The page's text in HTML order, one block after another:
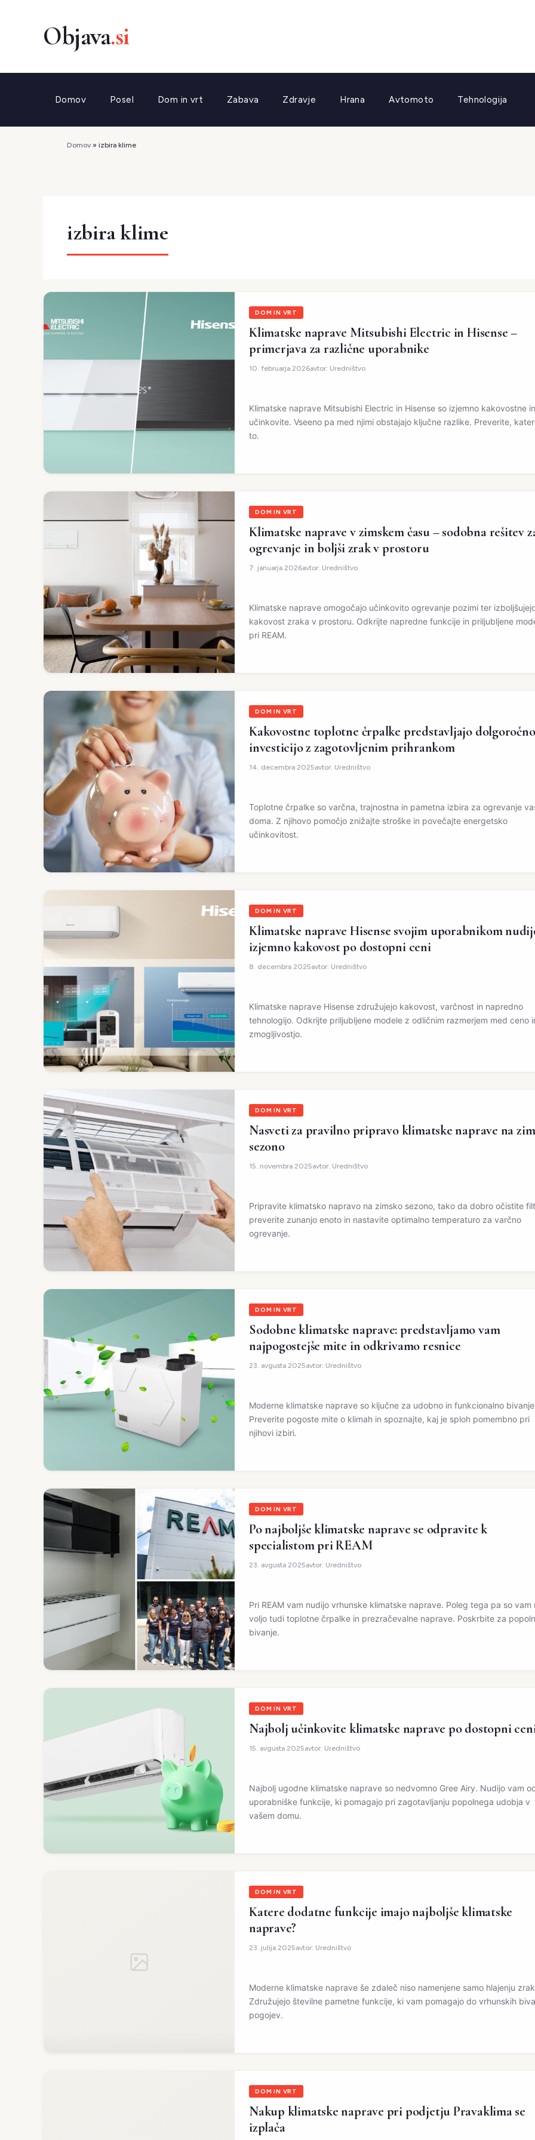
Domov Posel Dom in vrt Zabava Zdravje Hrana Avtomoto Tehnologija
Domov » izbira klime
izbira klime
DOM IN VRT
Klimatske naprave Mitsubishi Electric in Hisense –
primerjava za različne uporabnike
10. februarja 2026avtor: Uredništvo
Klimatske naprave Mitsubishi Electric in Hisense so izjemno kakovostne in
učinkovite. Vseeno pa med njimi obstajajo ključne razlike. Preverite,
to.
DOM IN VRT
Klimatske naprave v zimskem času – sodobna rešitev
ogrevanje in boljši zrak v prostoru
7. januarja 2026avtor: Uredništvo
Klimatske naprave omogočajo učinkovito ogrevanje pozimi ter
kakovost zraka v prostoru. Odkrijte napredne funkcije in priljubljene
pri REAM.
DOM IN VRT
Kakovostne toplotne črpalke predstavljajo dolgoročno
investicijo z zagotovljenim prihrankom
14. decembra 2025avtor: Uredništvo
Toplotne črpalke so varčna, trajnostna in pametna izbira za ogrevanje
doma. Z njihovo pomočjo znižajte stroške in povečajte energetsko
učinkovitost.
DOM IN VRT
Klimatske naprave Hisense svojim uporabnikom
izjemno kakovost po dostopni ceni
8. decembra 2025avtor: Uredništvo
Klimatske naprave Hisense združujejo kakovost, varčnost in napredno
tehnologijo. Odkrijte priljubljene modele z odličnim razmerjem med ceno
zmogljivostjo.
DOM IN VRT
Nasveti za pravilno pripravo klimatske naprave na
sezono
15. novembra 2025avtor: Uredništvo
Pripravite klimatsko napravo na zimsko sezono, tako da dobro očistite
preverite zunanjo enoto in nastavite optimalno temperaturo za varčno
ogrevanje.
DOM IN VRT
Sodobne klimatske naprave: predstavljamo vam
najpogostejše mite in odkrivamo resnice
23. avgusta 2025avtor: Uredništvo
Moderne klimatske naprave so ključne za udobno in funkcionalno
Preverite pogoste mite o klimah in spoznajte, kaj je sploh pomembno pri
njihovi izbiri.
DOM IN VRT
Po najboljše klimatske naprave se odpravite k
specialistom pri REAM
23. avgusta 2025avtor: Uredništvo
Pri REAM vam nudijo vrhunske klimatske naprave. Poleg tega pa so vam
voljo tudi toplotne črpalke in prezračevalne naprave. Poskrbite za
bivanje.
DOM IN VRT
Najbolj učinkovite klimatske naprave po dostopni
15. avgusta 2025avtor: Uredništvo
Najbolj ugodne klimatske naprave so nedvomno Gree Airy. Nudijo vam
uporabniške funkcije, ki pomagajo pri zagotavljanju popolnega udobja v
vašem domu.
DOM IN VRT
Katere dodatne funkcije imajo najboljše klimatske
naprave?
23. julija 2025avtor: Uredništvo
Moderne klimatske naprave še zdaleč niso namenjene samo hlajenju
Združujejo številne pametne funkcije, ki vam pomagajo do vrhunskih
pogojev.
DOM IN VRT
Nakup klimatske naprave pri podjetju Pravaklima se
izplača